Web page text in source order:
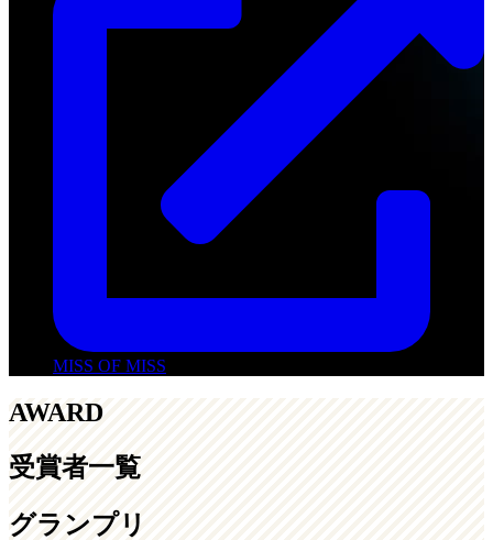
MISS OF MISS
AWARD
受賞者一覧
グランプリ